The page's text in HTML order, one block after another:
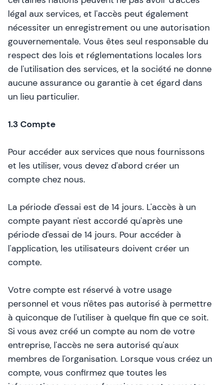
légal aux services, et l'accès peut également
nécessiter un enregistrement ou une autorisation
gouvernementale. Vous êtes seul responsable du
respect des lois et réglementations locales lors
de l'utilisation des services, et la société ne donne
aucune assurance ou garantie à cet égard dans
un lieu particulier.
1.3 Compte
Pour accéder aux services que nous fournissons
et les utiliser, vous devez d'abord créer un
compte chez nous.
La période d'essai est de 14 jours. L'accès à un
compte payant n'est accordé qu'après une
période d'essai de 14 jours. Pour accéder à
l'application, les utilisateurs doivent créer un
compte.
Votre compte est réservé à votre usage
personnel et vous n'êtes pas autorisé à permettre
à quiconque de l'utiliser à quelque fin que ce soit.
Si vous avez créé un compte au nom de votre
entreprise, l'accès ne sera autorisé qu'aux
membres de l'organisation. Lorsque vous créez un
compte, vous confirmez que toutes les